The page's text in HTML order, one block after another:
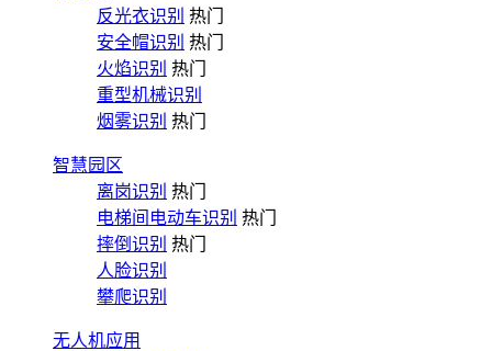
反光衣识别 热门
安全帽识别 热门
火焰识别 热门
重型机械识别
烟雾识别 热门
智慧园区
离岗识别 热门
电梯间电动车识别 热门
摔倒识别 热门
人脸识别
攀爬识别
无人机应用